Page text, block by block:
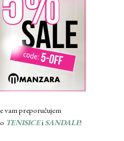
vam preporučujem
TENISICEi SANDALE!